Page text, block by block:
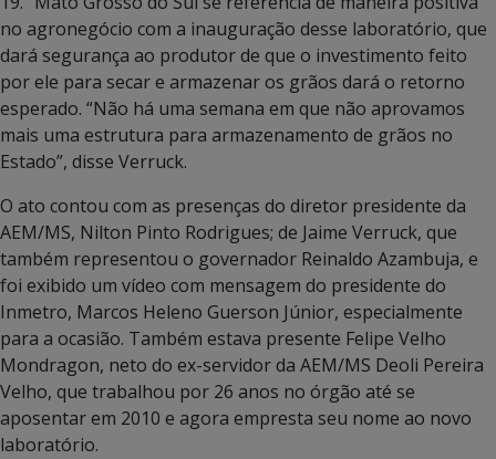
no agronegócio com a inauguração desse laboratório, que
dará segurança ao produtor de que o investimento feito
por ele para secar e armazenar os grãos dará o retorno
esperado. “Não há uma semana em que não aprovamos
mais uma estrutura para armazenamento de grãos no
Estado”, disse Verruck.
O ato contou com as presenças do diretor presidente da
AEM/MS, Nilton Pinto Rodrigues; de Jaime Verruck, que
também representou o governador Reinaldo Azambuja, e
foi exibido um vídeo com mensagem do presidente do
Inmetro, Marcos Heleno Guerson Júnior, especialmente
para a ocasião. Também estava presente Felipe Velho
Mondragon, neto do ex-servidor da AEM/MS Deoli Pereira
Velho, que trabalhou por 26 anos no órgão até se
aposentar em 2010 e agora empresta seu nome ao novo
laboratório.